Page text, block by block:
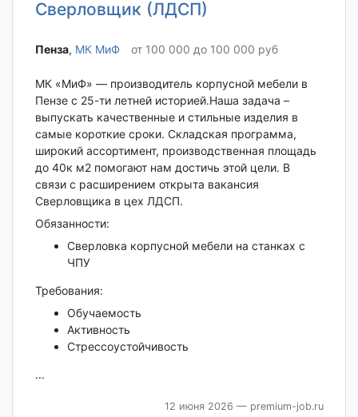
Сверловщик (ЛДСП)
Пенза‎, МК МиФ от 100 000 до 100 000 руб
МК «МиФ» — производитель корпусной мебели в
Пензе с 25-ти летней историей.Наша задача –
выпускать качественные и стильные изделия в
самые короткие сроки. Складская программа,
широкий ассортимент, производственная площадь
до 40к м2 помогают нам достичь этой цели. В
связи с расширением открыта вакансия
Сверловщика в цех ЛДСП.
Обязанности:
Сверловка корпусной мебели на станках с
ЧПУ
Требования:
Обучаемость
Активность
Стрессоустойчивость
...
12 июня 2026 — premium-job.ru